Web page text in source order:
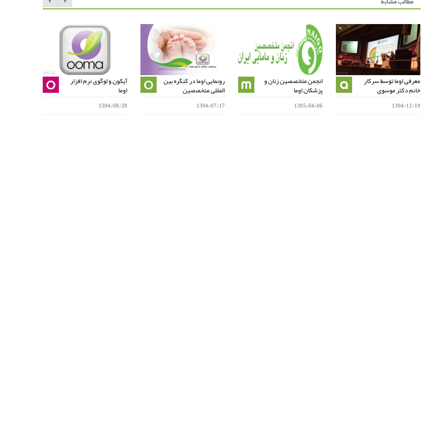
آیکون و لوگوی نرم افزار
اوما
1394/08/28
رونمایی اوما در کنگره بین
المللی متخصصین
1394/07/17
انجمن متخصصین زنان و
پزشکان اوما
1395/04/06
معرفی اوما توسط سرکار
خانم دکتر موسوی
1394/12/19